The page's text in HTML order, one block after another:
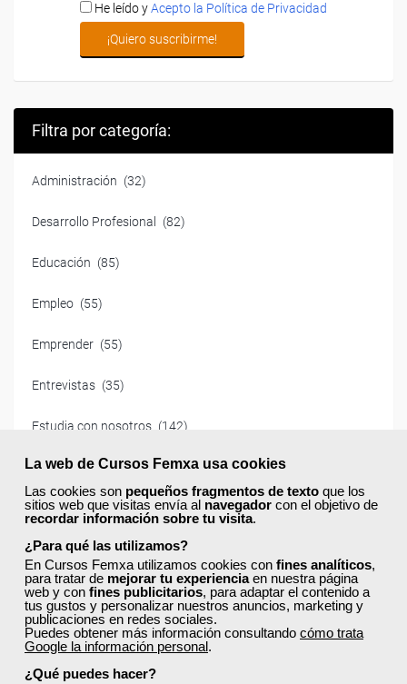
La web de Cursos Femxa usa cookies
Las cookies son pequeños fragmentos de texto que los
sitios web que visitas envía al navegador con el objetivo de
recordar información sobre tu visita.
¿Para qué las utilizamos?
En Cursos Femxa utilizamos cookies con fines analíticos,
para tratar de mejorar tu experienciaen nuestra página
web y con fines publicitarios, para adaptar el contenido a
tus gustos y personalizar nuestros anuncios, marketing y
publicaciones en redes sociales.
Puedes obtener más información consultando cómo trata
Google la información personal.
¿Qué puedes hacer?
He leído yAcepto la Política de Privacidad
Filtra por categoría:
Administración (32)
Desarrollo Profesional (82)
Educación (85)
Empleo (55)
Emprender (55)
Entrevistas (35)
Estudia con nosotros (142)
Formación programada (6)
Hostelería (31)
Idiomas (19)
Marketing Digital y TICS (139)
Medioambiente (19)
Ofimatica (29)